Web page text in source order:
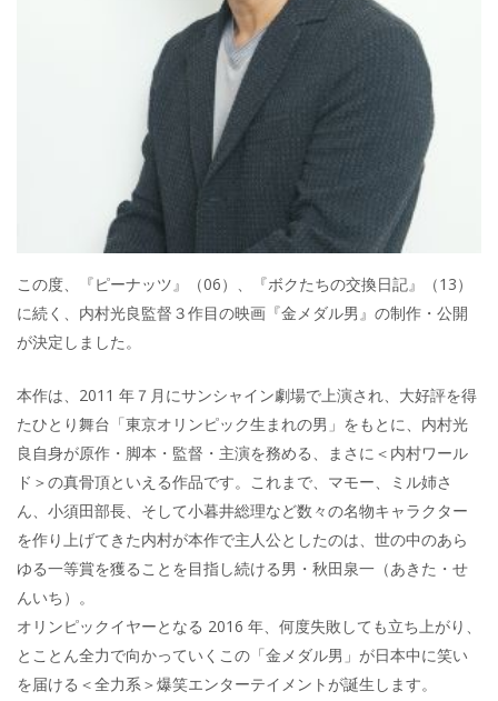
この度、『ピーナッツ』（06）、『ボクたちの交換日記』（13）
に続く、内村光良監督３作目の映画『金メダル男』の制作・公開
が決定しました。
本作は、2011 年７月にサンシャイン劇場で上演され、大好評を得
たひとり舞台「東京オリンピック生まれの男」をもとに、内村光
良自身が原作・脚本・監督・主演を務める、まさに＜内村ワール
ド＞の真骨頂といえる作品です。これまで、マモー、ミル姉さ
ん、小須田部長、そして小暮井総理など数々の名物キャラクター
を作り上げてきた内村が本作で主人公としたのは、世の中のあら
ゆる一等賞を獲ることを目指し続ける男・秋田泉一（あきた・せ
んいち）。
オリンピックイヤーとなる 2016 年、何度失敗しても立ち上がり、
とことん全力で向かっていくこの「金メダル男」が日本中に笑い
を届ける＜全力系＞爆笑エンターテイメントが誕生します。